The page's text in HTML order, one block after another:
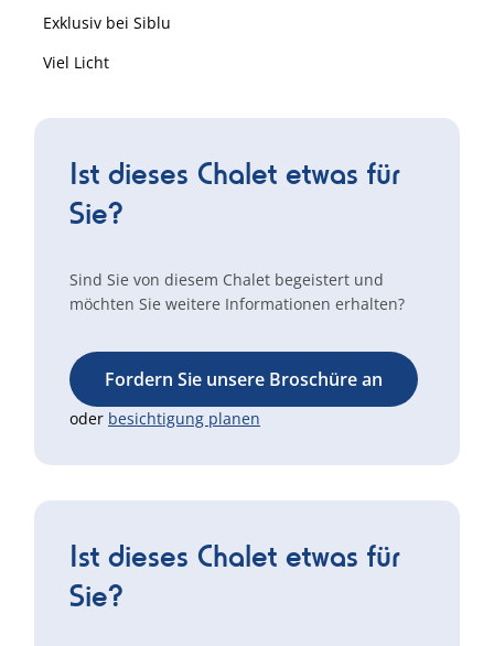
Exklusiv bei Siblu
Viel Licht
Ist dieses Chalet etwas für
Sie?
Sind Sie von diesem Chalet begeistert und
möchten Sie weitere Informationen erhalten?
Fordern Sie unsere Broschüre an
oder besichtigung planen
Ist dieses Chalet etwas für
Sie?